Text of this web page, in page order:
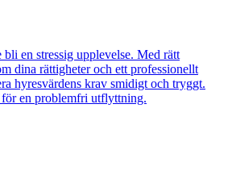
en stressig upplevelse. Med rätt
dina rättigheter och ett professionellt
hyresvärdens krav smidigt och tryggt.
en problemfri utflyttning.